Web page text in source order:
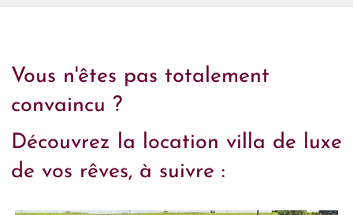
Vous n'êtes pas totalement
convaincu ?
Découvrez la location villa de luxe
de vos rêves, à suivre :